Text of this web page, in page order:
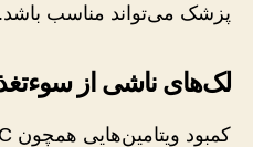
پزشک می‌تواند مناسب باشد.
لک‌های ناشی از